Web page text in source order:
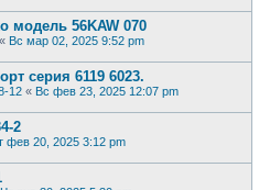
модель 56KAW 070
Вс мар 02, 2025 9:52 pm
серия 6119 6023.
12 « Вс фев 23, 2025 12:07 pm
2
фев 20, 2025 3:12 pm